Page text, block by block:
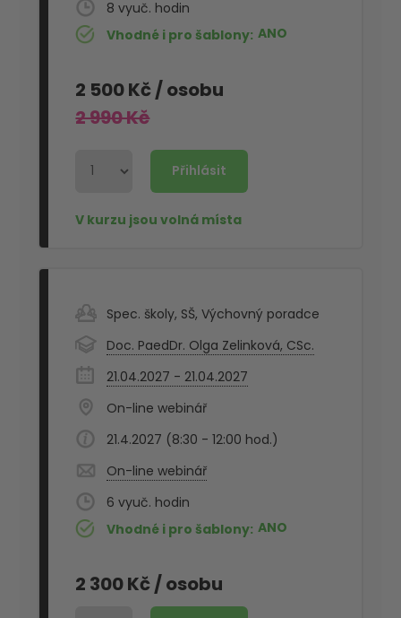
8
Vhodné i pro šablony ANO
2 990 Kč
2 500 Kč/ osobu
Spec. školy, SŠ,Výchovný poradce
Doc. PaedDr. Olga Zelinková, CSc.
21.04.2027 - 21.04.2027
On-line webinář
21.4.2027 (8:30 - 12:00 hod.)
On-line webinář
6
Vhodné i pro šablony ANO
2 300 Kč/ osobu